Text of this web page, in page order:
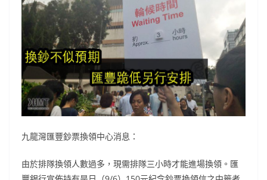
九龍灣匯豐鈔票換領中心消息：
由於排隊換領人數過多，現需排隊三小時才能進場換領。匯